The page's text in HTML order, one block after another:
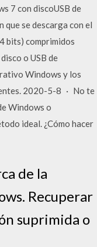
7 con discoUSB de
se descarga con el
bits) comprimidos
o USB de
Windows y los
2020-5-8 · No te
Windows o
ideal. ¿Cómo hacer
de la
Recuperar
suprimida o